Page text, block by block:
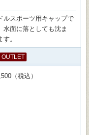
ルスポーツ用キャップで
面に落としても沈ま
。
OUTLET
（税込）